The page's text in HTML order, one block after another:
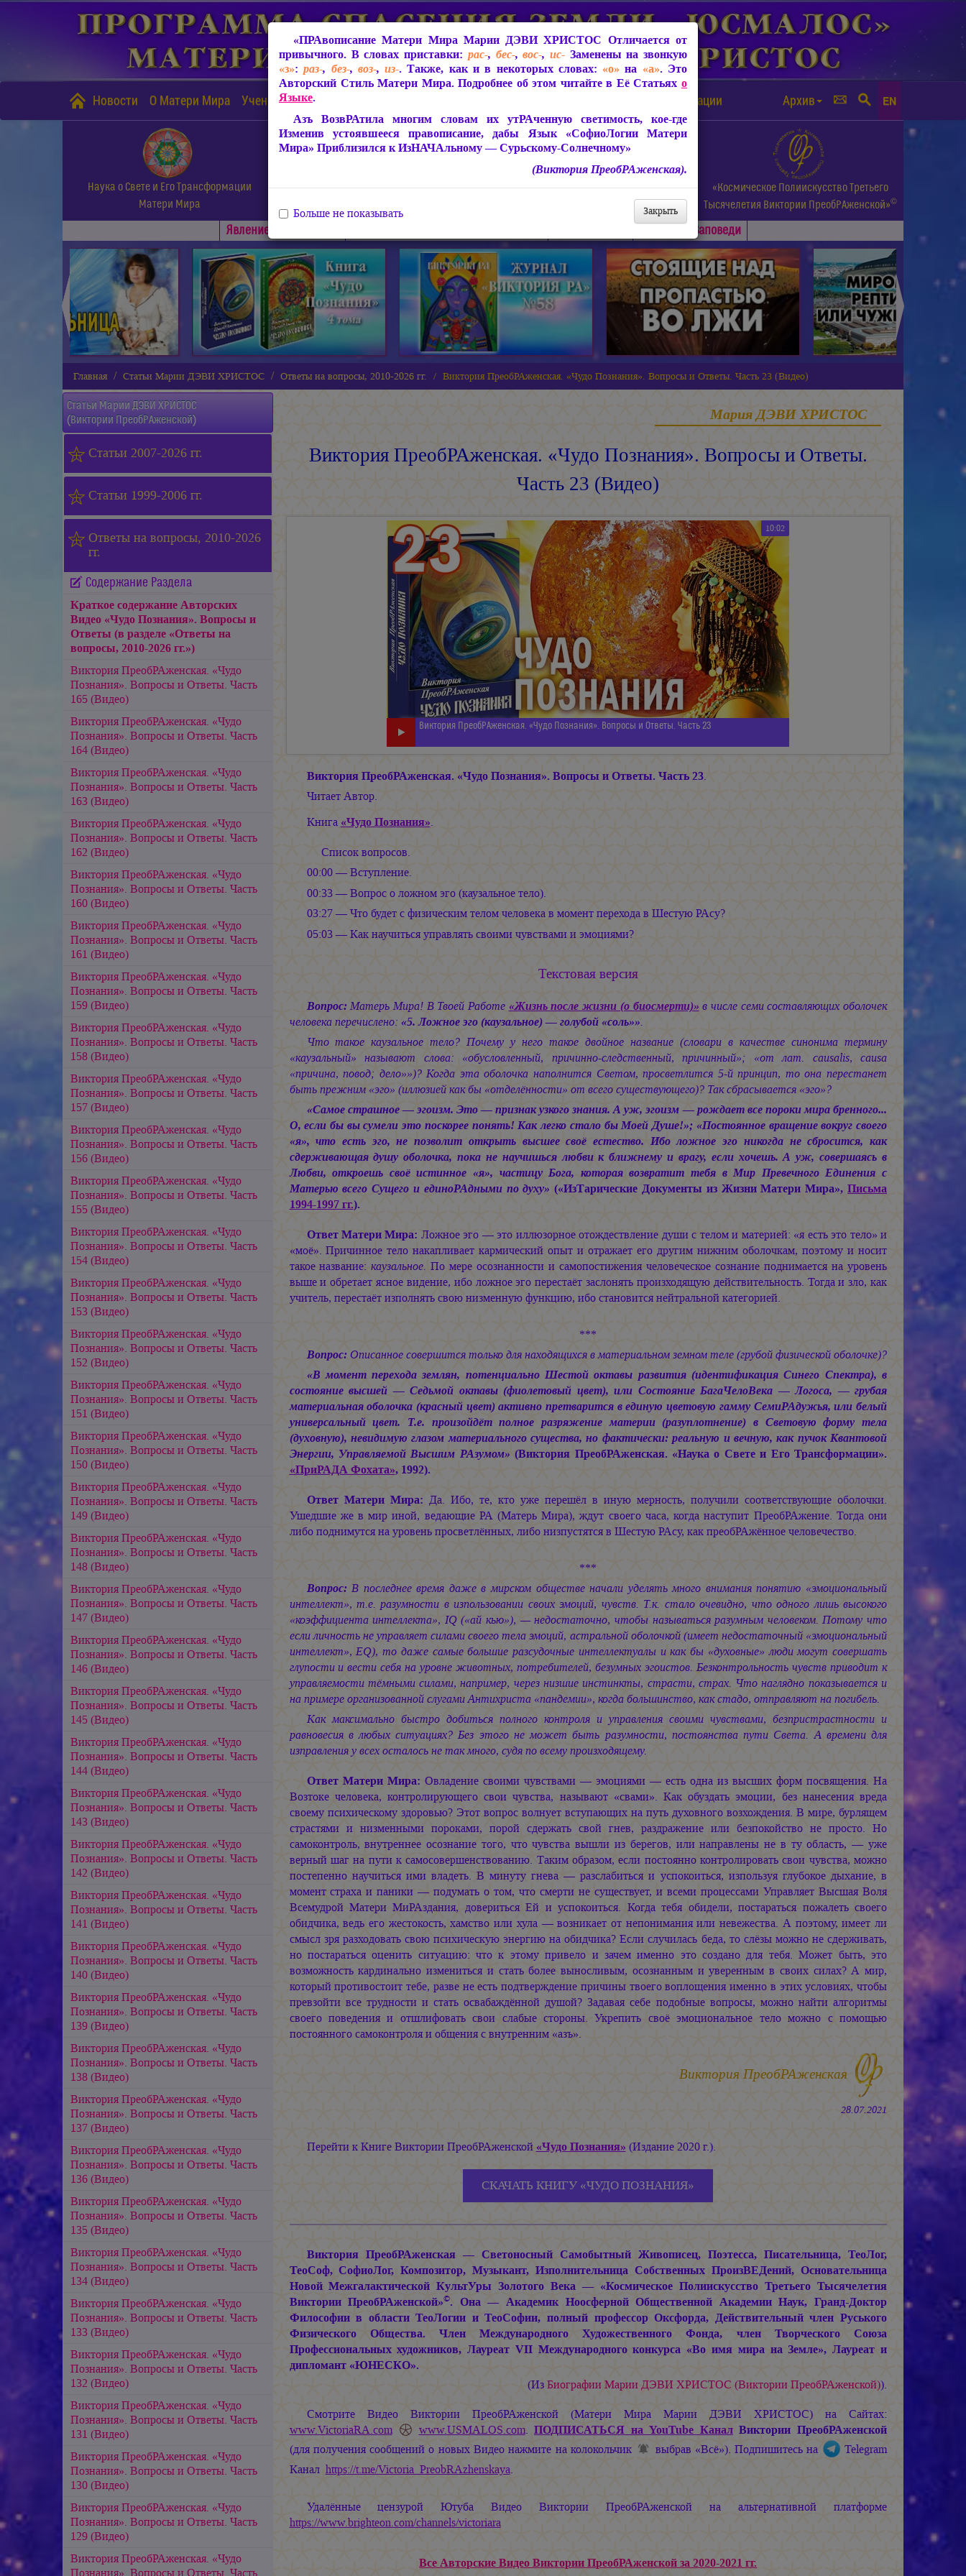
Новости О Матери Мира Учение Матери Мира Защита от чипизации Архив EN
Наука о Свете и Его Трансформации
Матери Мира
СофиоЛогия Матери Мира
Живое Слово Матери Мира.
Статьи, Книги, Видео, Аудио и др.
«Космическое Полиискусство Третьего
Тысячелетия Виктории ПреобРАженской»©
Явлениe Матери Мира Заповеди
◄ ►
Главная Статьи Марии ДЭВИ ХРИСТОС Ответы на вопросы, 2010-2026 гг. Виктория ПреобРАженская. «Чудо Познания». Вопросы и Ответы. Часть 23 (Видео)
Статьи Марии ДЭВИ ХРИСТОС
(Виктории ПреобРАженской)
Статьи 2007-2026 гг.
Статьи 1999-2006 гг.
Ответы на вопросы, 2010-2026
гг.
Содержание Раздела
Краткое содержание Авторских
Видео «Чудо Познания». Вопросы и
Ответы (в разделе «Ответы на
вопросы, 2010-2026 гг.»)
Виктория ПреобРАженская. «Чудо
Познания». Вопросы и Ответы. Часть
165 (Видео)
Виктория ПреобРАженская. «Чудо
Познания». Вопросы и Ответы. Часть
164 (Видео)
Виктория ПреобРАженская. «Чудо
Познания». Вопросы и Ответы. Часть
163 (Видео)
Виктория ПреобРАженская. «Чудо
Познания». Вопросы и Ответы. Часть
162 (Видео)
Виктория ПреобРАженская. «Чудо
Познания». Вопросы и Ответы. Часть
160 (Видео)
Виктория ПреобРАженская. «Чудо
Познания». Вопросы и Ответы. Часть
161 (Видео)
Виктория ПреобРАженская. «Чудо
Познания». Вопросы и Ответы. Часть
159 (Видео)
Виктория ПреобРАженская. «Чудо
Познания». Вопросы и Ответы. Часть
158 (Видео)
Виктория ПреобРАженская. «Чудо
Познания». Вопросы и Ответы. Часть
157 (Видео)
Виктория ПреобРАженская. «Чудо
Познания». Вопросы и Ответы. Часть
156 (Видео)
Виктория ПреобРАженская. «Чудо
Познания». Вопросы и Ответы. Часть
155 (Видео)
Виктория ПреобРАженская. «Чудо
Познания». Вопросы и Ответы. Часть
154 (Видео)
Виктория ПреобРАженская. «Чудо
Познания». Вопросы и Ответы. Часть
153 (Видео)
Виктория ПреобРАженская. «Чудо
Познания». Вопросы и Ответы. Часть
152 (Видео)
Виктория ПреобРАженская. «Чудо
Познания». Вопросы и Ответы. Часть
151 (Видео)
Виктория ПреобРАженская. «Чудо
Познания». Вопросы и Ответы. Часть
150 (Видео)
Виктория ПреобРАженская. «Чудо
Познания». Вопросы и Ответы. Часть
149 (Видео)
Виктория ПреобРАженская. «Чудо
Познания». Вопросы и Ответы. Часть
148 (Видео)
Виктория ПреобРАженская. «Чудо
Познания». Вопросы и Ответы. Часть
147 (Видео)
Виктория ПреобРАженская. «Чудо
Познания». Вопросы и Ответы. Часть
146 (Видео)
Виктория ПреобРАженская. «Чудо
Познания». Вопросы и Ответы. Часть
145 (Видео)
Виктория ПреобРАженская. «Чудо
Познания». Вопросы и Ответы. Часть
144 (Видео)
Виктория ПреобРАженская. «Чудо
Познания». Вопросы и Ответы. Часть
143 (Видео)
Виктория ПреобРАженская. «Чудо
Познания». Вопросы и Ответы. Часть
142 (Видео)
Виктория ПреобРАженская. «Чудо
Познания». Вопросы и Ответы. Часть
141 (Видео)
Виктория ПреобРАженская. «Чудо
Познания». Вопросы и Ответы. Часть
140 (Видео)
Виктория ПреобРАженская. «Чудо
Познания». Вопросы и Ответы. Часть
139 (Видео)
Виктория ПреобРАженская. «Чудо
Познания». Вопросы и Ответы. Часть
138 (Видео)
Виктория ПреобРАженская. «Чудо
Познания». Вопросы и Ответы. Часть
137 (Видео)
Виктория ПреобРАженская. «Чудо
Познания». Вопросы и Ответы. Часть
136 (Видео)
Виктория ПреобРАженская. «Чудо
Познания». Вопросы и Ответы. Часть
135 (Видео)
Виктория ПреобРАженская. «Чудо
Познания». Вопросы и Ответы. Часть
134 (Видео)
Виктория ПреобРАженская. «Чудо
Познания». Вопросы и Ответы. Часть
133 (Видео)
Виктория ПреобРАженская. «Чудо
Познания». Вопросы и Ответы. Часть
132 (Видео)
Виктория ПреобРАженская. «Чудо
Познания». Вопросы и Ответы. Часть
131 (Видео)
Виктория ПреобРАженская. «Чудо
Познания». Вопросы и Ответы. Часть
130 (Видео)
Виктория ПреобРАженская. «Чудо
Познания». Вопросы и Ответы. Часть
129 (Видео)
Виктория ПреобРАженская. «Чудо
Познания». Вопросы и Ответы. Часть
Мария ДЭВИ ХРИСТОС
Виктория ПреобРАженская. «Чудо Познания». Вопросы и Ответы.
Часть 23 (Видео)
10:02
Виктория ПреобРАженская. «Чудо Познания». Вопросы и Ответы. Часть 23
Виктория ПреобРАженская. «Чудо Познания». Вопросы и Ответы. Часть 23.
Читает Автор.
Книга «Чудо Познания».
Список вопросов.
00:00 — Вступление.
00:33 — Вопрос о ложном эго (каузальное тело).
03:27 — Что будет с физическим телом человека в момент перехода в Шестую РАсу?
05:03 — Как научиться управлять своими чувствами и эмоциями?
Текстовая версия
Вопрос: Матерь Мира! В Твоей Работе «Жизнь после жизни (о биосмерти)» в числе семи составляющих оболочек
человека перечислено: «5. Ложное эго (каузальное) — голубой «соль»».
Что такое каузальное тело? Почему у него такое двойное название (словари в качестве синонима термину
«каузальный» называют слова: «обусловленный, причинно-следственный, причинный»; «от лат. сausalis, causa
«причина, повод; дело»»)? Когда эта оболочка наполнится Светом, просветлится 5-й принцип, то она перестанет
быть прежним «эго» (иллюзией как бы «отделённости» от всего существующего)? Так сбрасывается «эго»?
«Самое страшное — эгоизм. Это — признак узкого знания. А уж, эгоизм — рождает все пороки мира бренного...
О, если бы вы сумели это поскорее понять! Как легко стало бы Моей Душе!»; «Постоянное вращение вокруг своего
«я», что есть эго, не позволит открыть высшее своё естество. Ибо ложное эго никогда не сбросится, как
сдерживающая душу оболочка, пока не научишься любви к ближнему и врагу, если хочешь. А уж, совершаясь в
Любви, откроешь своё истинное «я», частицу Бога, которая возвратит тебя в Мир Превечного Единения с
Матерью всего Сущего и единоРАдными по духу» («ИзТарические Документы из Жизни Матери Мира»,Письма
1994-1997 гг.).
Ответ Матери Мира: Ложное эго — это иллюзорное отождествление души с телом и материей: «я есть это тело» и
«моё». Причинное тело накапливает кармический опыт и отражает его другим нижним оболочкам, поэтому и носит
такое название:каузальное. По мере осознанности и самопостижения человеческое сознание поднимается на уровень
выше и обретает ясное видение, ибо ложное эго перестаёт заслонять произходящую действительность. Тогда и зло, как
учитель, перестаёт изполнять свою низменную функцию, ибо становится нейтральной категорией.
***
Вопрос: Описанное совершится только для находящихся в материальном земном теле (грубой физической оболочке)?
«В момент перехода землян, потенциально Шестой октавы развития (идентификация Синего Спектра), в
состояние высшей — Седьмой октавы (фиолетовый цвет), или Состояние БагаЧелоВека — Логоса, — грубая
материальная оболочка (красный цвет) активно претварится в единую цветовую гамму СемиРАдужья, или белый
универсальный цвет. Т.е. произойдёт полное разряжение материи (разуплотнение) в Световую форму тела
(духовную), невидимую глазом материального существа, но фактически: реальную и вечную, как пучок Квантовой
Энергии, Управляемой Высшим РАзумом» (Виктория ПреобРАженская. «Наука о Свете и Его Трансформации».
«ПриРАДА Фохата», 1992).
Ответ Матери Мира: Да. Ибо, те, кто уже перешёл в иную мерность, получили соответствующие оболочки.
Ушедшие же в мир иной, ведающие РА (Матерь Мира), ждут своего часа, когда наступит ПреобРАжение. Тогда они
либо поднимутся на уровень просветлённых, либо низпустятся в Шестую РАсу, как преобРАжённое человечество.
***
Вопрос: В последнее время даже в мирском обществе начали уделять много внимания понятию «эмоциональный
интеллект», т.е. разумности в изпользовании своих эмоций, чувств. Т.к. стало очевидно, что одного лишь высокого
«коэффициента интеллекта», IQ («ай кью»), — недостаточно, чтобы называться разумным человеком. Потому что
если личность не управляет силами своего тела эмоций, астральной оболочкой (имеет недостаточный «эмоциональный
интеллект», EQ), то даже самые большие разсудочные интеллектуалы и как бы «духовные» люди могут совершать
глупости и вести себя на уровне животных, потребителей, безумных эгоистов. Безконтрольность чувств приводит к
управляемости тёмными силами, например, через низшие инстинкты, страсти, страх. Что наглядно показывается и
на примере организованной слугами Антихриста «пандемии», когда большинство, как стадо, отправляют на погибель.
Как максимально быстро добиться полного контроля и управления своими чувствами, безпристрастности и
равновесия в любых ситуациях? Без этого не может быть разумности, постоянства пути Света. А времени для
изправления у всех осталось не так много, судя по всему произходящему.
Ответ Матери Мира: Овладение своими чувствами — эмоциями — есть одна из высших форм посвящения. На
Возтоке человека, контролирующего свои чувства, называют «свами». Как обуздать эмоции, без нанесения вреда
своему психическому здоровью? Этот вопрос волнует вступающих на путь духовного возхождения. В мире, бурлящем
страстями и низменными пороками, порой сдержать свой гнев, раздражение или безпокойство не просто. Но
самоконтроль, внутреннее осознание того, что чувства вышли из берегов, или направлены не в ту область, — уже
верный шаг на пути к самосовершенствованию. Таким образом, если постоянно контролировать свои чувства, можно
постепенно научиться ими владеть. В минуту гнева — разслабиться и успокоиться, изпользуя глубокое дыхание, в
момент страха и паники — подумать о том, что смерти не существует, и всеми процессами Управляет Высшая Воля
Всемудрой Матери МиРАздания, довериться Ей и успокоиться. Когда тебя обидели, постараться пожалеть своего
обидчика, ведь его жестокость, хамство или хула — возникает от непонимания или невежества. А поэтому, имеет ли
смысл зря разходовать свою психическую энергию на обидчика? Если случилась беда, то слёзы можно не сдерживать,
но постараться оценить ситуацию: что к этому привело и зачем именно это создано для тебя. Может быть, это
возможность кардинально измениться и стать более выносливым, осознанным и уверенным в своих силах? А мир,
который противостоит тебе, разве не есть подтверждение причины твоего воплощения именно в этих условиях, чтобы
превзойти все трудности и стать освабаждённой душой? Задавая себе подобные вопросы, можно найти алгоритмы
своего поведения и отшлифовать свои слабые стороны. Укрепить своё эмоциональное тело можно с помощью
постоянного самоконтроля и общения с внутренним «азъ».
Виктория ПреобРАженская
28.07.2021
Перейти к Книге Виктории ПреобРАженской «Чудо Познания» (Издание 2020 г.).
СКАЧАТЬ КНИГУ «ЧУДО ПОЗНАНИЯ»
Виктория ПреобРАженская — Светоносный Самобытный Живописец, Поэтесса, Писательница, ТеоЛог,
ТеоСоф, СофиоЛог, Композитор, Музыкант, Изполнительница Собственных ПроизВЕДений, Основательница
Новой Межгалактической КультУры Золотого Века — «Космическое Полиискусство Третьего Тысячелетия
Виктории ПреобРАженской»©. Она — Академик Ноосферной Общественной Академии Наук, Гранд-Доктор
Философии в области ТеоЛогии и ТеоСофии, полный профессор Оксфорда, Действительный член Руського
Физического Общества. Член Международного Художественного Фонда, член Творческого Союза
Профессиональных художников, Лауреат VII Международного конкурса «Во имя мира на Земле», Лауреат и
дипломант «ЮНЕСКО».
(ИзБиографииМарии ДЭВИ ХРИСТОС (Виктории ПреобРАженской)).
Смотрите Видео Виктории ПреобРАженской (Матери Мира Марии ДЭВИ ХРИСТОС) на Сайтах:
www.VictoriaRA.com
www.USMALOS.com.ПОДПИСАТЬСЯ на YouTube КаналВиктории ПреобРАженской
(для получения сообщений о новых Видео нажмите на колокольчик
выбрав «Всё»). Подпишитесь на
Telegram
Канал https://t.me/Victoria_PreobRAzhenskaya.
Удалённые цензурой Ютуба Видео Виктории ПреобРАженской на альтернативной платформе
https://www.brighteon.com/channels/victoriara
Все Авторские Видео Виктории ПреобРАженской за 2020-2021 гг.
«ПРАвописание Матери Мира Марии ДЭВИ ХРИСТОС Отличается от
привычного. В словах приставки: рас-, бес-,вос-, ис-Заменены на звонкую
«з»:раз-, без-, воз-,из-. Также, как и в некоторых словах: «о» на «а». Это
Авторский Стиль Матери Мира. Подробнее об этом читайте в Её Статьях о
Языке.
Азъ ВозвРАтила многим словам их утРАченную светимость, кое-где
Изменив устоявшееся правописание, дабы Язык «СофиоЛогии Матери
Мира» Приблизился к ИзНАЧАльному — Сурьскому-Солнечному»
(Виктория ПреобРАженская).
Закрыть
Больше не показывать